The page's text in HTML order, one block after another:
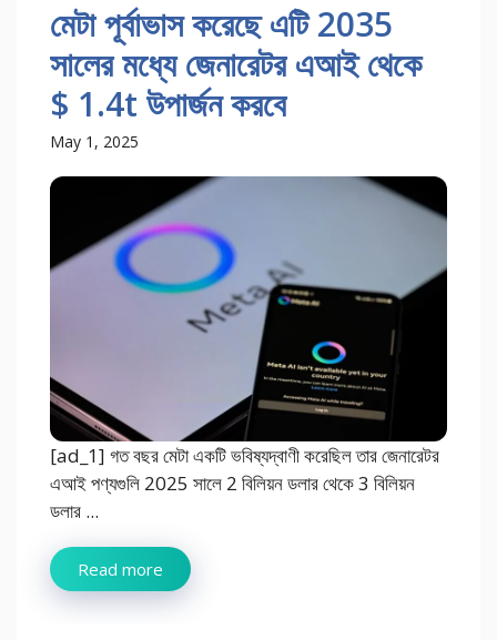
মেটা পূর্বাভাস করেছে এটি 2035
সালের মধ্যে জেনারেটর এআই থেকে
$ 1.4t উপার্জন করবে
May 1, 2025
[ad_1] গত বছর মেটা একটি ভবিষ্যদ্বাণী করেছিল তার জেনারেটর
এআই পণ্যগুলি 2025 সালে 2 বিলিয়ন ডলার থেকে 3 বিলিয়ন
ডলার ...
Read more